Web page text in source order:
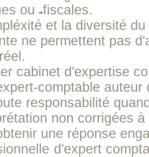
ou fiscales.
et la diversité
ne permettent pas
cabinet d'expertise
comptable
responsabilité
non corrigées à
une réponse
d'expert